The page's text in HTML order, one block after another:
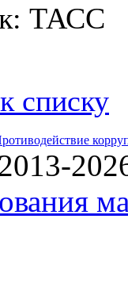
ТАСС
списку